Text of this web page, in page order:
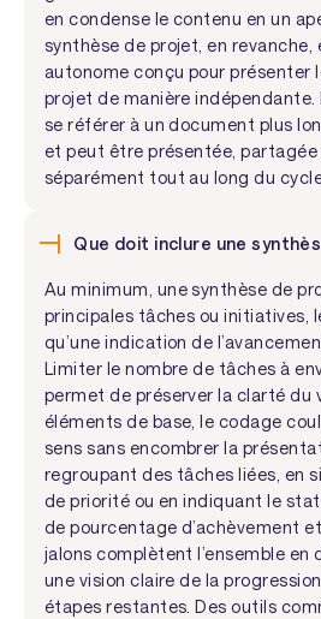
en condense le contenu en un
synthèse de projet, en revanche,
autonome conçu pour présenter
projet de manière indépendante.
se référer à un document plus
et peut être présentée, partagée
séparément tout au long du
Que doit inclure une
Au minimum, une synthèse de
principales tâches ou initiatives,
qu’une indication de
Limiter le nombre de tâches à
permet de préserver la clarté du
éléments de base, le codage
sens sans encombrer la
regroupant des tâches liées, en
de priorité ou en indiquant le
de pourcentage d’achèvement
jalons complètent l’ensemble en
une vision claire de la
étapes restantes. Des outils